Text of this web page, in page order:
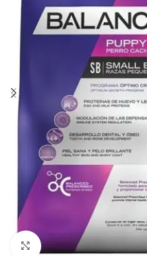
Haga clic para ampliar